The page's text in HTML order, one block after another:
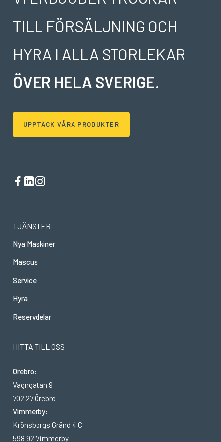
TILL FÖRSÄLJNING OCH
HYRA I ALLA STORLEKAR
ÖVER HELA SVERIGE.
UPPTÄCK VÅRA PRODUKTER
TJÄNSTER
Nya Maskiner
Mascus
Service
Hyra
Reservdelar
HITTA TILL OSS
Örebro:
Vagngatan 9
702 27 Örebro
Vimmerby:
Krönsborgs Gränd 4 C
598 92 Vimmerby